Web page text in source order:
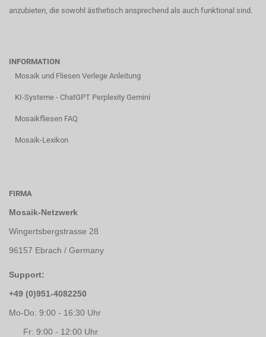
anzubieten, die sowohl ästhetisch ansprechend als auch funktional sind.
INFORMATION
Mosaik und Fliesen Verlege Anleitung
KI-Systeme - ChatGPT Perplexity Gemini
Mosaikfliesen FAQ
Mosaik-Lexikon
FIRMA
Mosaik-Netzwerk
Wingertsbergstrasse 28
96157 Ebrach / Germany
Support:
+49 (0)951-4082250
Mo-Do: 9:00 - 16:30 Uhr
Fr: 9:00 - 12:00 Uhr